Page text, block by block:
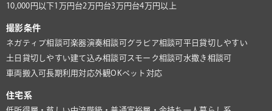
10,000円以下1万円台2万円台3万円台4万円以上
撮影条件
ネガティブ相談可楽器演奏相談可グラビア相談可平日貸切しやすい
土日貸切しやすい建て込み相談可スモーク相談可水撒き相談可
車両搬入可長期利用対応外観OKペット対応
住宅系